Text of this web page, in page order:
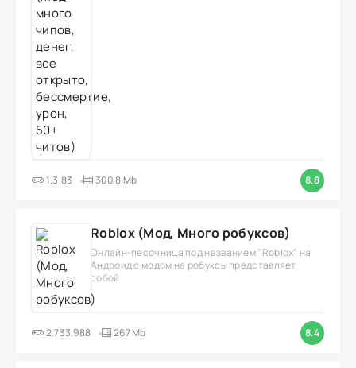
1.3.83 300,8 Mb 8.8
Roblox (Мод, Много робуксов)
Онлайн-песочница под названием "Roblox" на
Андроид с модом на робуксы представляет
собой
2.733.988 267 Mb 8.4